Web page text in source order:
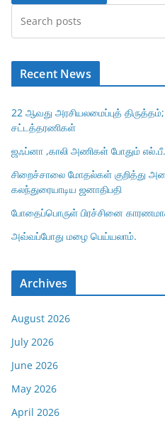
Recent News
22 ஆவது அரசியலமைப்புத்
சட்டத்தரணிகள்
ஜஃப்னா ,காலி அணிகள் போதும்
சிறைச்சாலை மோதல்கள் குறித்து
கலந்துரையாடிய ஜனாதிபதி
போதைப்பொருள் பிரச்சினை
அவ்வப்போது மழை பெய்யலாம்.
Archives
August 2026
July 2026
June 2026
May 2026
April 2026